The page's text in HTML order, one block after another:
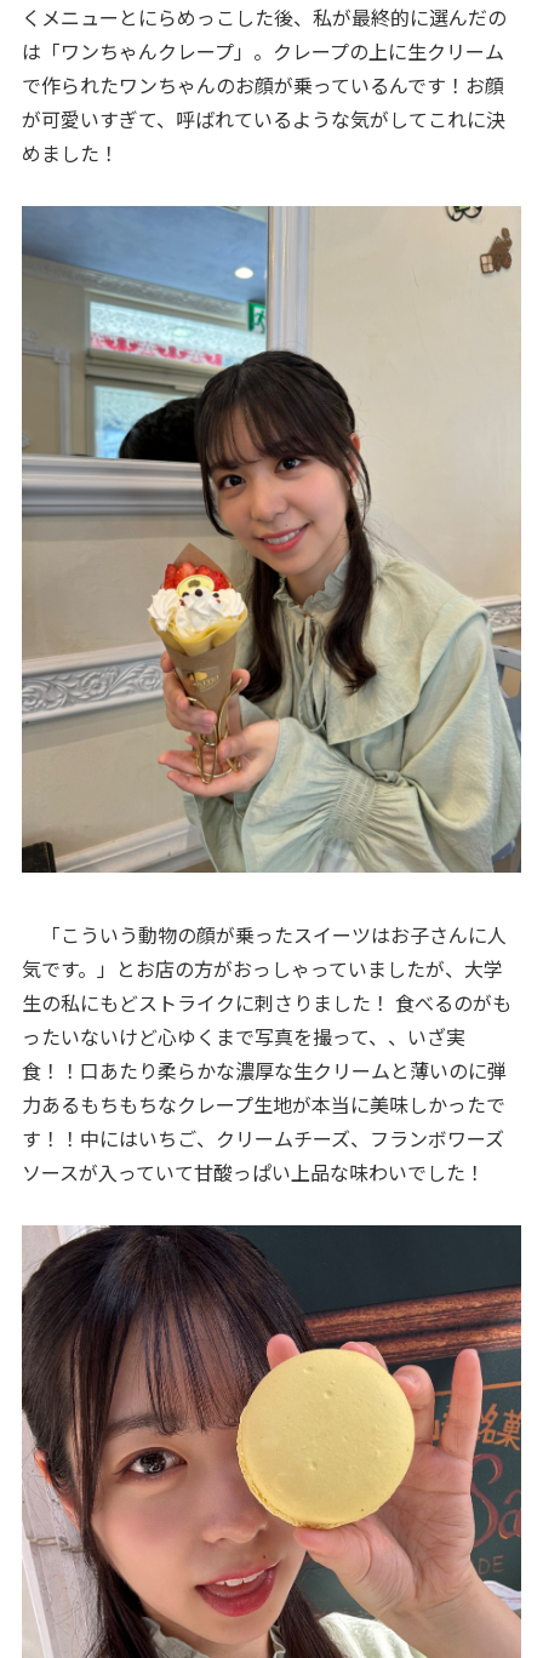
くメニューとにらめっこした後、私が最終的に選んだの
は「ワンちゃんクレープ」。クレープの上に生クリーム
で作られたワンちゃんのお顔が乗っているんです！お顔
が可愛いすぎて、呼ばれているような気がしてこれに決
めました！
「こういう動物の顔が乗ったスイーツはお子さんに人
気です。」とお店の方がおっしゃっていましたが、大学
生の私にもどストライクに刺さりました！ 食べるのがも
ったいないけど心ゆくまで写真を撮って、、いざ実
食！！口あたり柔らかな濃厚な生クリームと薄いのに弾
力あるもちもちなクレープ生地が本当に美味しかったで
す！！中にはいちご、クリームチーズ、フランボワーズ
ソースが入っていて甘酸っぱい上品な味わいでした！